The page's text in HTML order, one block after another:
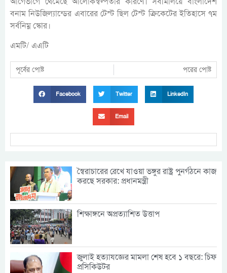
বনাম নিউজিল্যান্ডের এবারের টেস্ট ছিল টেস্ট ক্রিকেটের ইতিহাসে ৭ম
সর্বনিম্ন স্কোর।
এমটি/ এএটি
পূর্বের পোষ্ট পরের পোষ্ট
Facebook Twitter LinkedIn
Email
স্বৈরাচারের রেখে যাওয়া ভঙ্গুর রাষ্ট্র পুনর্গঠনে কাজ
করছে সরকার: প্রধানমন্ত্রী
শিক্ষাঙ্গনে অপ্রত্যাশিত উত্তাপ
জুলাই হত্যাযজ্ঞের মামলা শেষ হবে ১ বছরে: চিফ
প্রসিকিউটর